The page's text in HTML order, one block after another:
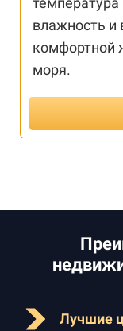
влажность и
комфортной
моря.
Лучшие